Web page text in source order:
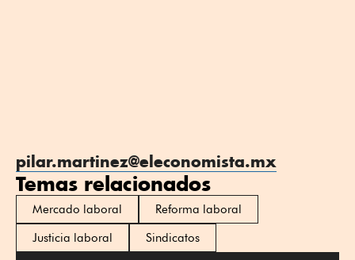
pilar.martinez@eleconomista.mx
Temas relacionados
Mercado laboral
Reforma laboral
Justicia laboral
Sindicatos